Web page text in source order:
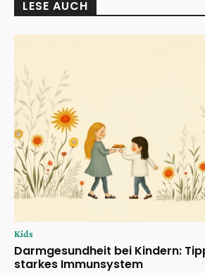
LESE AUCH
Kids
Darmgesundheit bei Kindern:
starkes Immunsystem